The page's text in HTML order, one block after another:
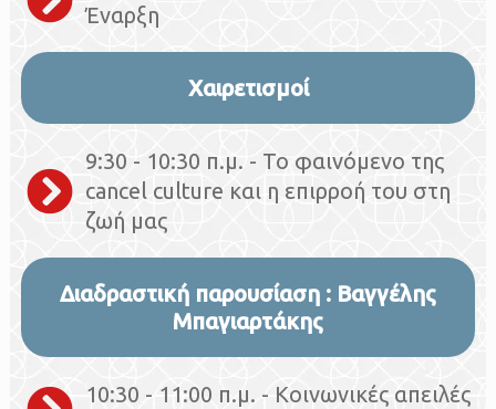
Έναρξη
Χαιρετισμοί
9:30 - 10:30 π.μ. - Το φαινόμενο της
cancel culture και η επιρροή του στη
ζωή μας
Διαδραστική παρουσίαση : Βαγγέλης
Μπαγιαρτάκης
10:30 - 11:00 π.μ. - Κοινωνικές απειλές